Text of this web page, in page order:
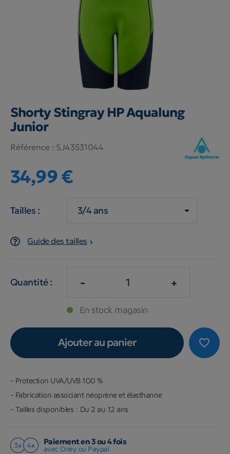
Shorty Stingray HP Aqualung
Junior
Référence : SJ43531044
34,99 €
Tailles :
Guide des tailles
Quantité : - +
En stock magasin
favorite_border
Ajouter au panier
- Protection UVA/UVB 100 %
- Fabrication associant néoprène et élasthanne
- Tailles disponibles : Du 2 au 12 ans
Paiement en 3 ou 4 fois
avec Oney ou Paypal